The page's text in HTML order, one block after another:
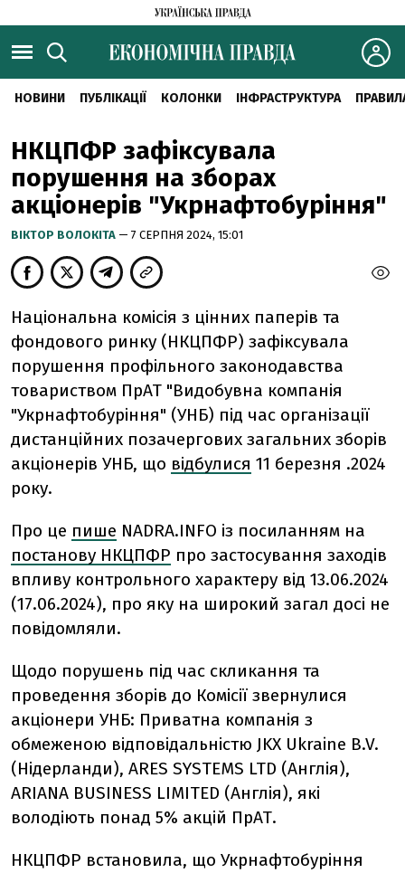
НОВИНИ ПУБЛІКАЦІЇ КОЛОНКИ ІНФРАСТРУКТУРА
НКЦПФР зафіксувала
порушення на зборах
акціонерів "Укрнафтобуріння"
ВІКТОР ВОЛОКІТА — 7 СЕРПНЯ 2024, 15:01
Національна комісія з цінних паперів та
фондового ринку (НКЦПФР) зафіксувала
порушення профільного законодавства
товариством ПрАТ "Видобувна компанія
"Укрнафтобуріння" (УНБ) під час організації
дистанційних позачергових загальних зборів
акціонерів УНБ, що відбулися 11 березня .2024
року.
Про це пише NADRA.INFO із посиланням на
постанову НКЦПФР про застосування заходів
впливу контрольного характеру від 13.06.2024
(17.06.2024), про яку на широкий загал досі не
повідомляли.
Щодо порушень під час скликання та
проведення зборів до Комісії звернулися
акціонери УНБ: Приватна компанія з
обмеженою відповідальністю JKX Ukraine B.V.
(Нідерланди), ARES SYSTEMS LTD (Англія),
ARIANA BUSINESS LIMITED (Англія), які
володіють понад 5% акцій ПрАТ.
НКЦПФР встановила, що Укрнафтобуріння